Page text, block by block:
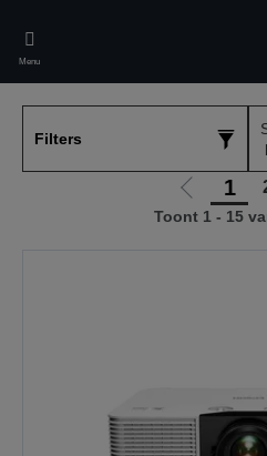
main
content
Menu
Filters
Ga
naar
1
Toont 1 - 15